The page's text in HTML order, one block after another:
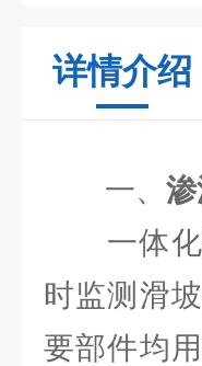
详情介绍
一、
一体化
时监测滑
要部件均